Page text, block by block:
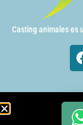
Casting animales es